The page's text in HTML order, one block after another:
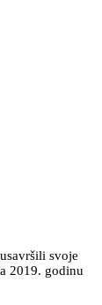
svoje
2019. godinu